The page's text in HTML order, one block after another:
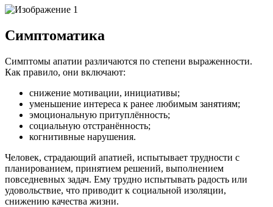
Симптоматика
Симптомы апатии различаются по степени выраженности.
Как правило, они включают:
снижение мотивации, инициативы;
уменьшение интереса к ранее любимым занятиям;
эмоциональную притуплённость;
социальную отстранённость;
когнитивные нарушения.
Человек, страдающий апатией, испытывает трудности с
планированием, принятием решений, выполнением
повседневных задач. Ему трудно испытывать радость или
удовольствие, что приводит к социальной изоляции,
снижению качества жизни.